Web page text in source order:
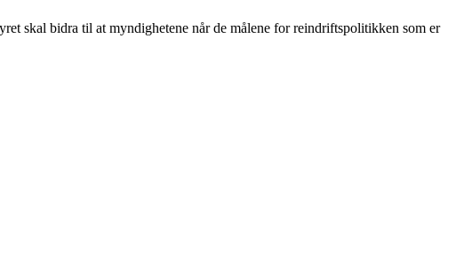
skal bidra til at myndighetene når de målene for reindriftspolitikken som er